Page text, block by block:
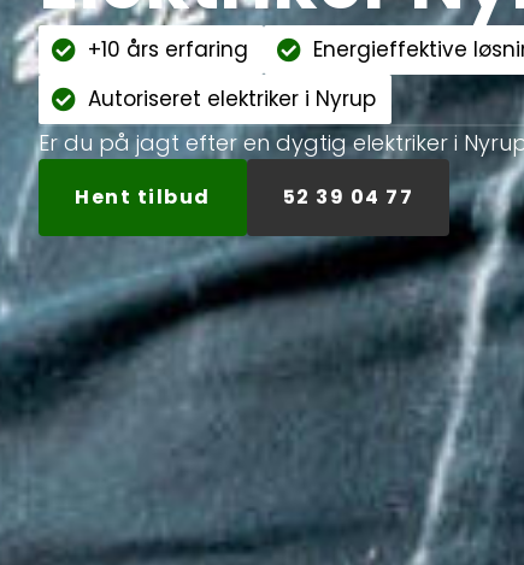
+10 års erfaring Energieffektive
Autoriseret elektriker i Nyrup
Er du på jagt efter en dygtig elektriker i
Hent tilbud 52 39 04 77